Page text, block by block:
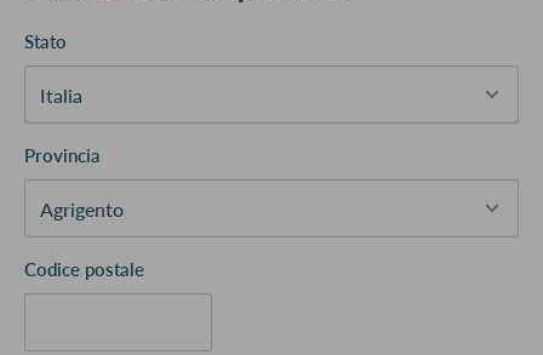
Stato
Provincia
Codice postale